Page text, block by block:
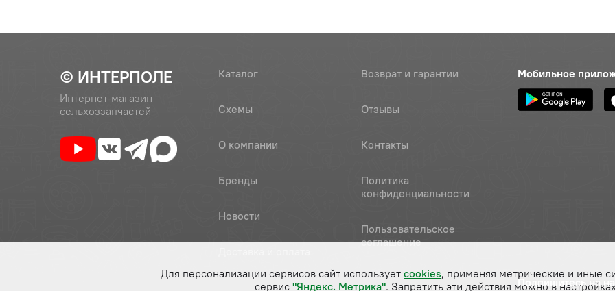
© ИНТЕРПОЛЕ
Интернет-магазин
сельхоззапчастей
Каталог
Схемы
О компании
Бренды
Новости
Возврат и гарантии
Отзывы
Контакты
Политика
конфиденциальности
Пользовательское
соглашение
Мобильное
Подпишитесь на
Для персонализации сервисов сайт использует cookies, применяя метрические и иные
сервис "Яндекс. Метрика". Запретить эти действия можно в